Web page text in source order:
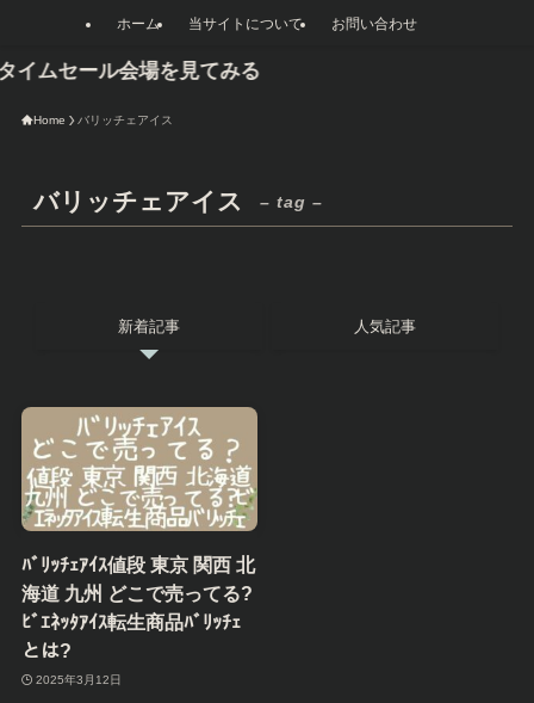
ホーム 当サイトについて お問い合わせ
ムセール会場を見てみる
Home バリッチェアイス
バリッチェアイス – tag –
新着記事 人気記事
ﾊﾞﾘｯﾁｪｱｲｽ値段 東京 関西 北
海道 九州 どこで売ってる?
ﾋﾞｴﾈｯﾀｱｲｽ転生商品ﾊﾞﾘｯﾁｪ
とは?
2025年3月12日